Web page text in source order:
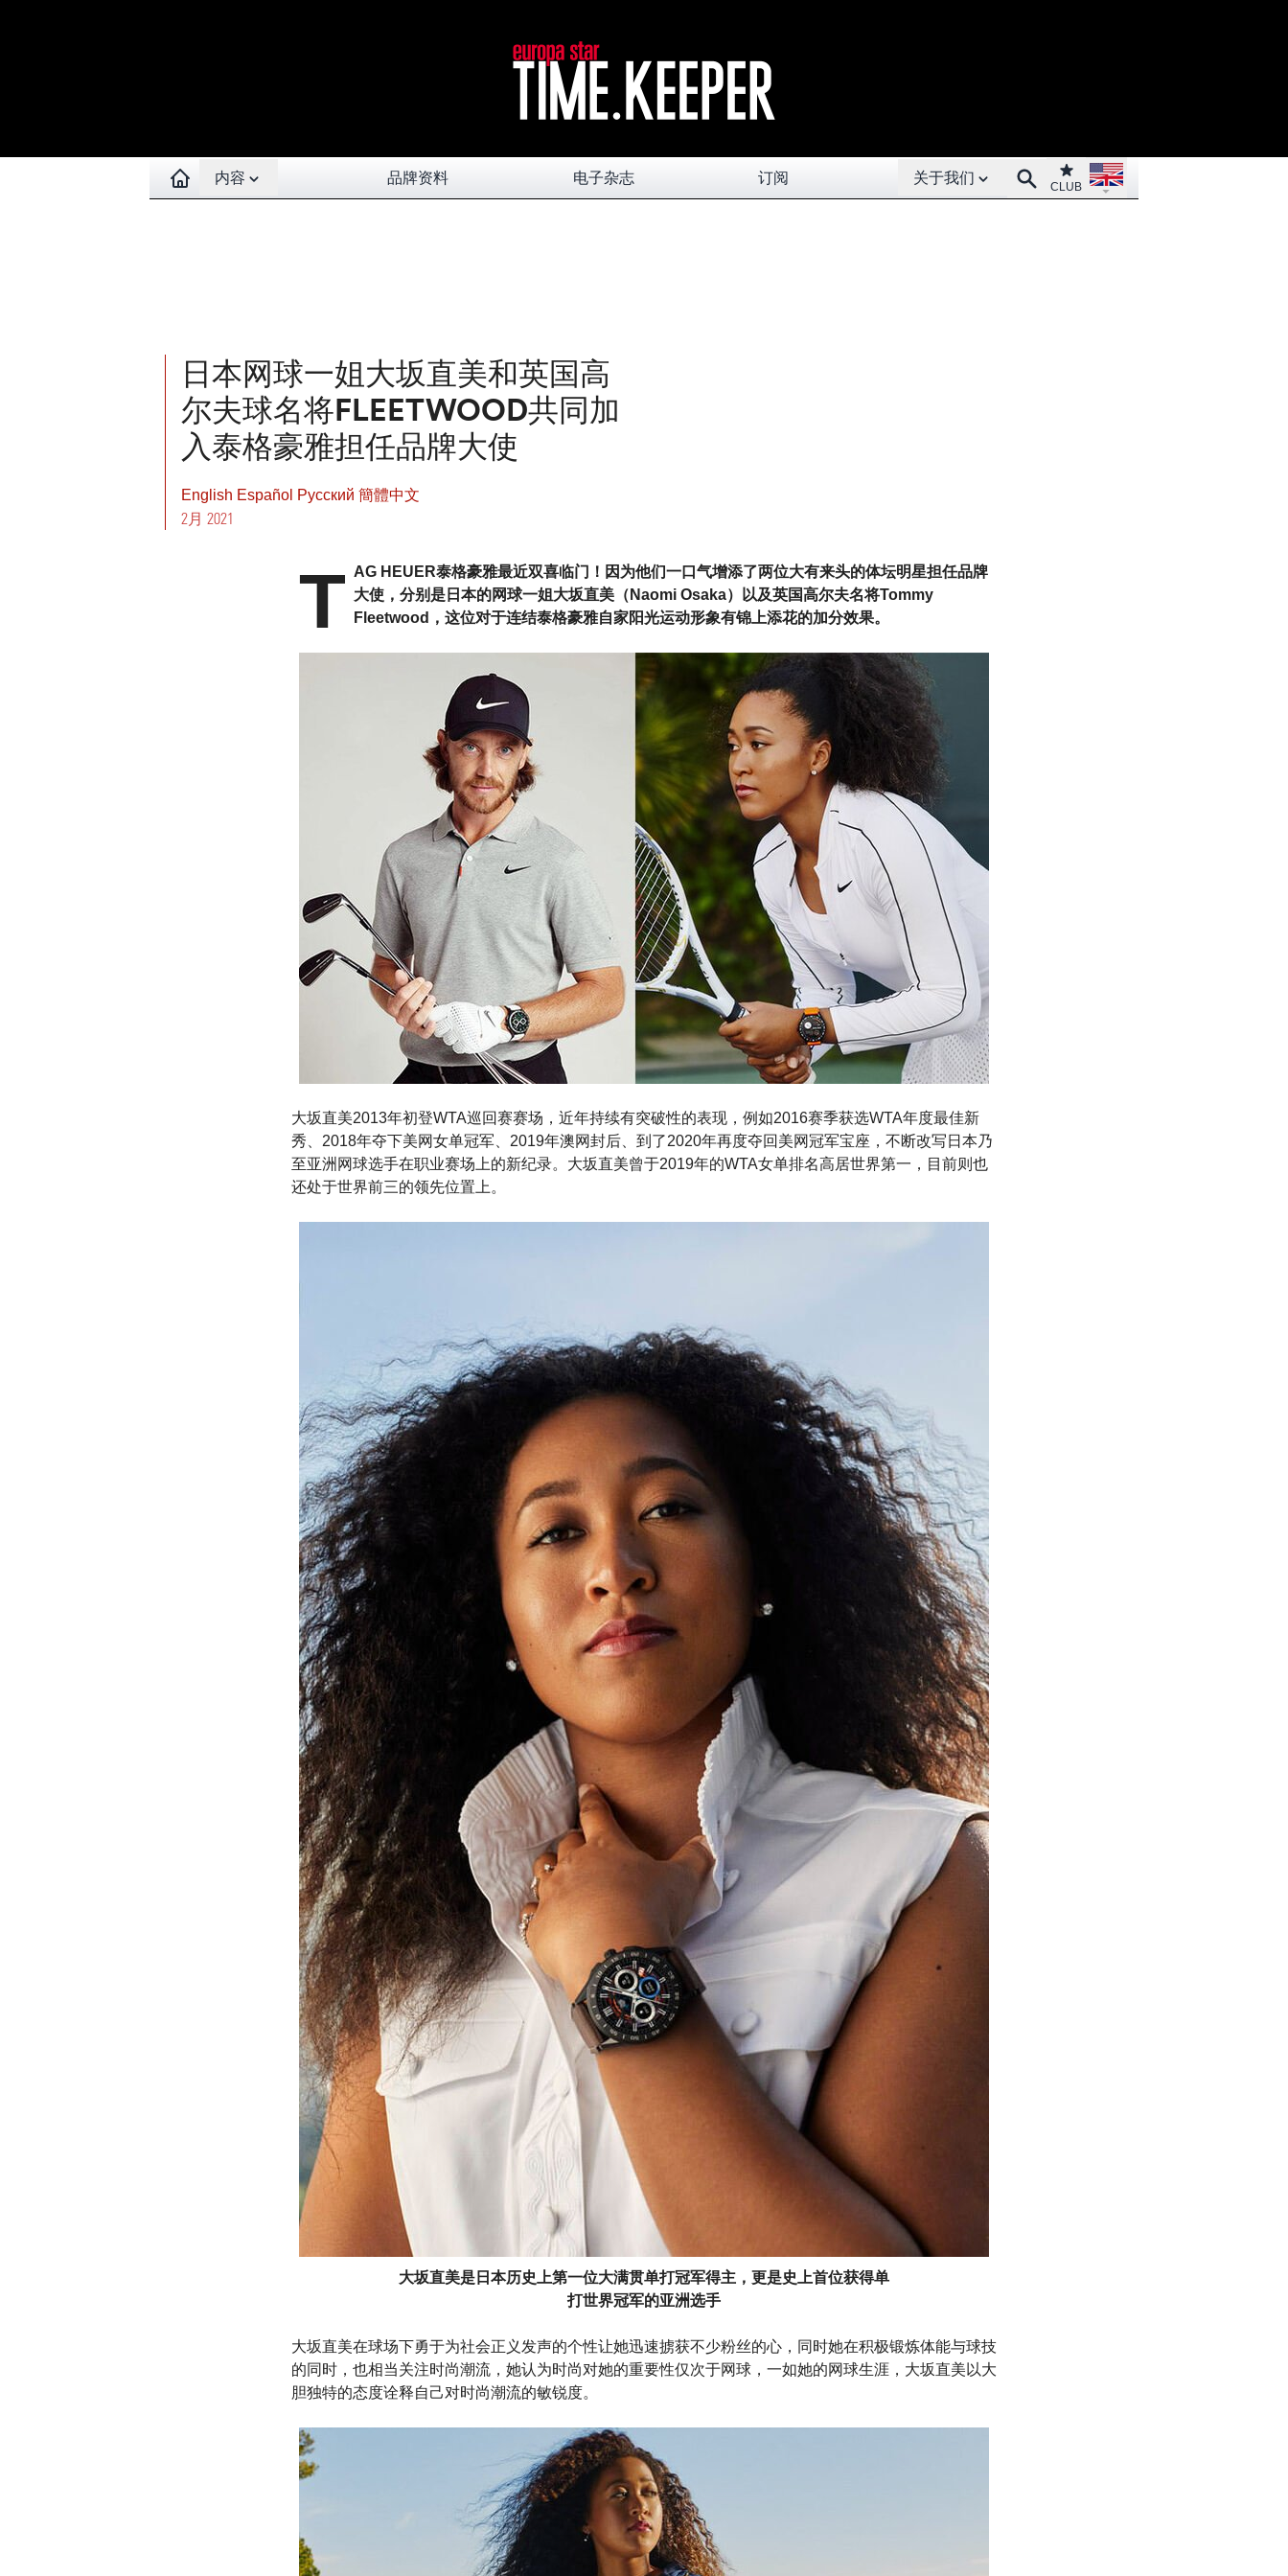
Open contents menu
内容 品牌资料 电子杂志 订阅
Open About menu
关于我们 SearchClub
CLUB
Open language menu
日本网球一姐大坂直美和英国高
尔夫球名将FLEETWOOD共同加
入泰格豪雅担任品牌大使
English Español Pусский 簡體中文
2月 2021
T AG HEUER泰格豪雅最近双喜临门！因为他们一口气增添了两位大有来头的体坛明星担任品牌
大使，分别是日本的网球一姐大坂直美（Naomi Osaka）以及英国高尔夫名将Tommy
Fleetwood，这位对于连结泰格豪雅自家阳光运动形象有锦上添花的加分效果。
大坂直美2013年初登WTA巡回赛赛场，近年持续有突破性的表现，例如2016赛季获选WTA年度最佳新
秀、2018年夺下美网女单冠军、2019年澳网封后、到了2020年再度夺回美网冠军宝座，不断改写日本乃
至亚洲网球选手在职业赛场上的新纪录。大坂直美曾于2019年的WTA女单排名高居世界第一，目前则也
还处于世界前三的领先位置上。
大坂直美是日本历史上第一位大满贯单打冠军得主，更是史上首位获得单
打世界冠军的亚洲选手
大坂直美在球场下勇于为社会正义发声的个性让她迅速掳获不少粉丝的心，同时她在积极锻炼体能与球技
的同时，也相当关注时尚潮流，她认为时尚对她的重要性仅次于网球，一如她的网球生涯，大坂直美以大
胆独特的态度诠释自己对时尚潮流的敏锐度。